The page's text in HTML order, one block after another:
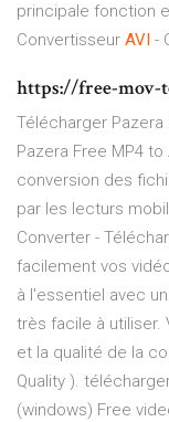
principale fonction
Convertisseur AVI -
https://free-mov-
Télécharger Pazera
Pazera Free MP4
conversion des
par les lecturs
Converter -
facilement vos
à l'essentiel avec
très facile à utiliser.
et la qualité de la
Quality ).
(windows) Free